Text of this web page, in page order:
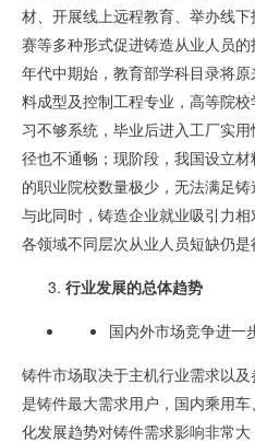
材、开展线上远程教育、举办线
赛等多种形式促进铸造从业人员
年代中期始，教育部学科目录将
料成型及控制工程专业，高等院
习不够系统，毕业后进入工厂实
径也不通畅；现阶段，我国设立
的职业院校数量极少，无法满足
与此同时，铸造企业就业吸引力
各领域不同层次从业人员短缺仍是
行业发展的总体趋势
国内外市场竞争进一
铸件市场取决于主机行业需求以
是铸件最大需求用户，国内乘用
化发展趋势对铸件需求影响非常